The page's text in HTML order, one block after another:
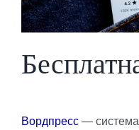
Вордпресс — система